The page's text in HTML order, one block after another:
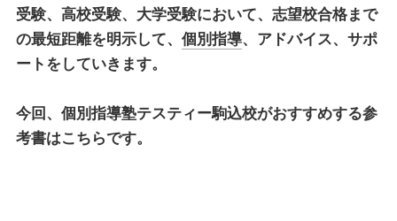
受験、高校受験、大学受験において、志望校合格まで
の最短距離を明示して、 個別指導、アドバイス、サポ
ートをしていきます。
今回、 個別指導塾テスティー駒込校がおすすめする参
考書はこちらです。